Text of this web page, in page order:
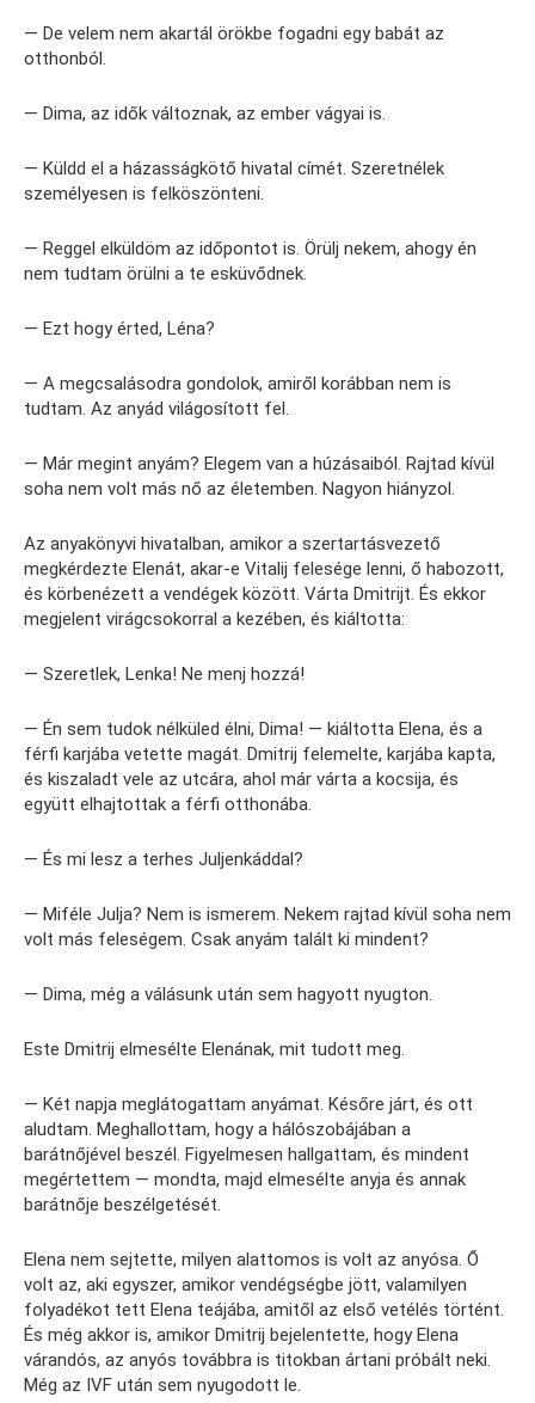
— De velem nem akartál örökbe fogadni egy babát az
otthonból.
— Dima, az idők változnak, az ember vágyai is.
— Küldd el a házasságkötő hivatal címét. Szeretnélek
személyesen is felköszönteni.
— Reggel elküldöm az időpontot is. Örülj nekem, ahogy én
nem tudtam örülni a te esküvődnek.
— Ezt hogy érted, Léna?
— A megcsalásodra gondolok, amiről korábban nem is
tudtam. Az anyád világosított fel.
— Már megint anyám? Elegem van a húzásaiból. Rajtad kívül
soha nem volt más nő az életemben. Nagyon hiányzol.
Az anyakönyvi hivatalban, amikor a szertartásvezető
megkérdezte Elenát, akar-e Vitalij felesége lenni, ő habozott,
és körbenézett a vendégek között. Várta Dmitrijt. És ekkor
megjelent virágcsokorral a kezében, és kiáltotta:
— Szeretlek, Lenka! Ne menj hozzá!
— Én sem tudok nélküled élni, Dima! — kiáltotta Elena, és a
férfi karjába vetette magát. Dmitrij felemelte, karjába kapta,
és kiszaladt vele az utcára, ahol már várta a kocsija, és
együtt elhajtottak a férfi otthonába.
— És mi lesz a terhes Juljenkáddal?
— Miféle Julja? Nem is ismerem. Nekem rajtad kívül soha nem
volt más feleségem. Csak anyám talált ki mindent?
— Dima, még a válásunk után sem hagyott nyugton.
Este Dmitrij elmesélte Elenának, mit tudott meg.
— Két napja meglátogattam anyámat. Későre járt, és ott
aludtam. Meghallottam, hogy a hálószobájában a
barátnőjével beszél. Figyelmesen hallgattam, és mindent
megértettem — mondta, majd elmesélte anyja és annak
barátnője beszélgetését.
Elena nem sejtette, milyen alattomos is volt az anyósa. Ő
volt az, aki egyszer, amikor vendégségbe jött, valamilyen
folyadékot tett Elena teájába, amitől az első vetélés történt.
És még akkor is, amikor Dmitrij bejelentette, hogy Elena
várandós, az anyós továbbra is titokban ártani próbált neki.
Még az IVF után sem nyugodott le.